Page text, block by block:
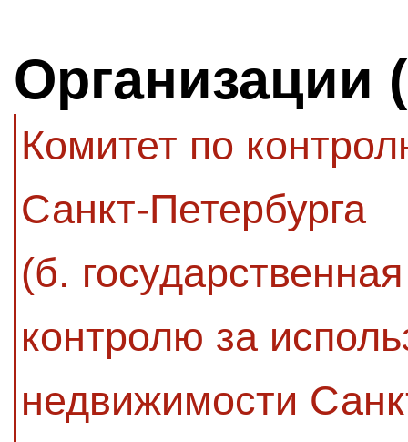
Организации
Комитет по
Санкт-Петербурга
(б.
контролю за
недвижимости